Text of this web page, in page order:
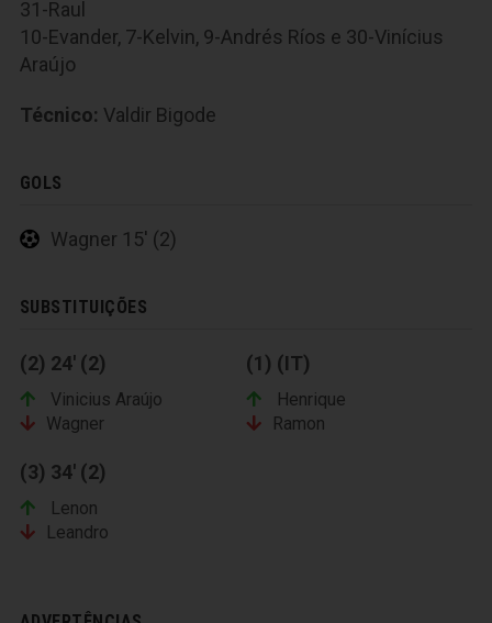
31-Raul
10-Evander, 7-Kelvin, 9-Andrés Ríos e 30-Vinícius
Araújo
Técnico: Valdir Bigode
GOLS
Wagner 15' (2)
SUBSTITUIÇÕES
(2) 24' (2)
Vinicius Araújo
Wagner
(1) (IT)
Henrique
Ramon
(3) 34' (2)
Lenon
Leandro